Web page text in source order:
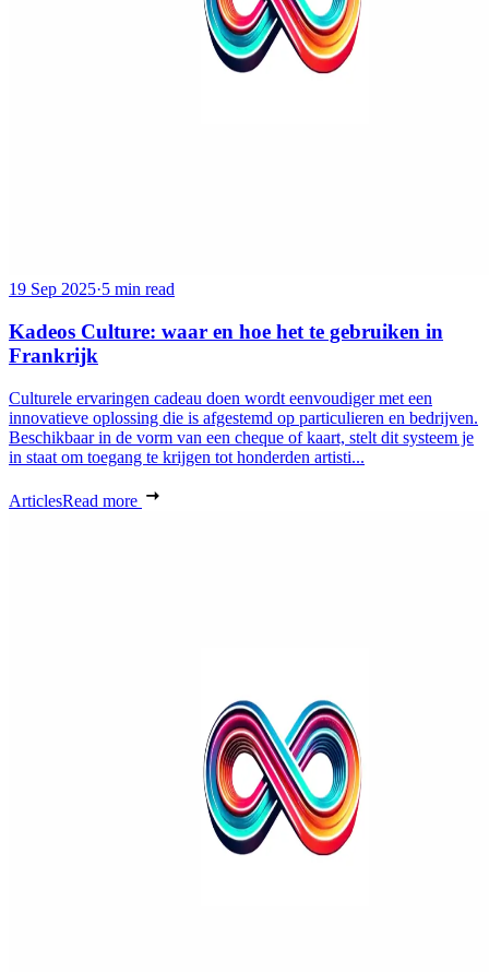
19 Sep 2025·5 min read
Kadeos Culture: waar en hoe het te gebruiken in
Frankrijk
Culturele ervaringen cadeau doen wordt eenvoudiger met een
innovatieve oplossing die is afgestemd op particulieren en bedrijven.
Beschikbaar in de vorm van een cheque of kaart, stelt dit systeem je
in staat om toegang te krijgen tot honderden artisti...
ArticlesRead more